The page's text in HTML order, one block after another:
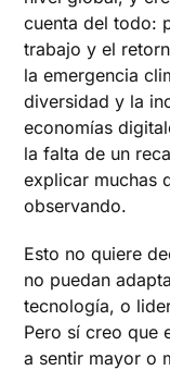
cuenta del todo:
trabajo y el
la emergencia
diversidad y la
economías
la falta de un
explicar muchas
observando.
Esto no quiere
no puedan
tecnología, o
Pero sí creo que
a sentir mayor o